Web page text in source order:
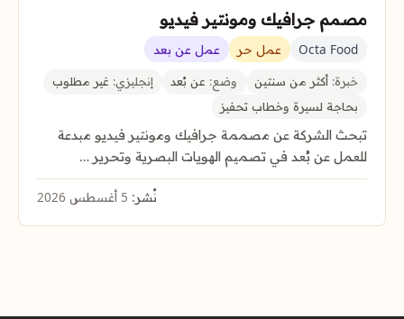
مصمم جرافيك ومونتير فيديو
Octa Food عمل حر عمل عن بعد
خبرة: أكثر من سنتين وضع: عن بُعد إنجليزي: غير مطلوب
بحاجة لسيرة وخطاب تحفيز
تبحث الشركة عن مصممة جرافيك ومونتير فيديو مبدعة
للعمل عن بُعد في تصميم الهويات البصرية وتحرير …
نُشر: